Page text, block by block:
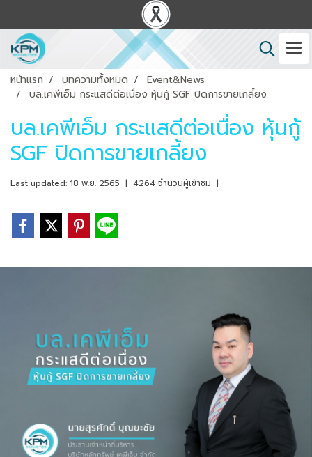
หน้าแรก บทความทั้งหมด
Event&News
บล.เคพีเอ็ม กระแสดีต่อเนื่อง หุ้นกู้ SGF ปิดการขายเกลี้ยง
บล.เคพีเอ็ม กระแสดีต่อเนื่อง หุ้นกู้
SGF ปิดการขายเกลี้ยง
Last updated: 18 พ.ย. 2565 | 4264 จำนวนผู้เข้าชม |